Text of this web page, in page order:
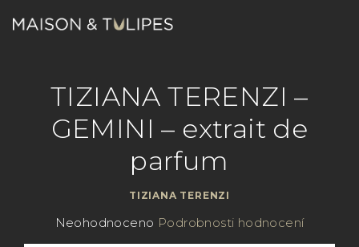
na
košík
TIZIANA TERENZI –
GEMINI – extrait de
parfum
TIZIANA TERENZI
Průměrné
Neohodnoceno Podrobnosti hodnocení